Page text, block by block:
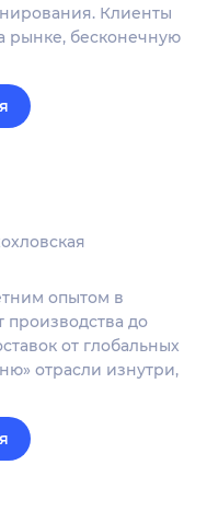
Клиенты
рынке, бесконечную
опытом в
до
от глобальных
отрасли изнутри,